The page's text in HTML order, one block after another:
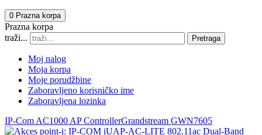
0 Prazna korpa
Prazna korpa
traži...
Pretraga
Moj nalog
Moja korpa
Moje porudžbine
Zaboravljeno korisničko ime
Zaboravljena lozinka
IP-Com AC1000 AP ControllerGrandstream GWN7605